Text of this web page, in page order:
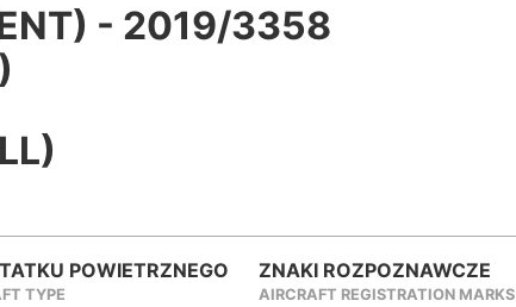
- 2019/3358
POWIETRZNEGO
TYPE
ZNAKI ROZPOZNAWCZE
AIRCRAFT REGISTRATION MARKS